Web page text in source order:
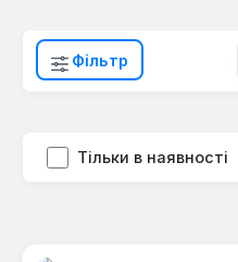
Фільтр
Тільки в наявності